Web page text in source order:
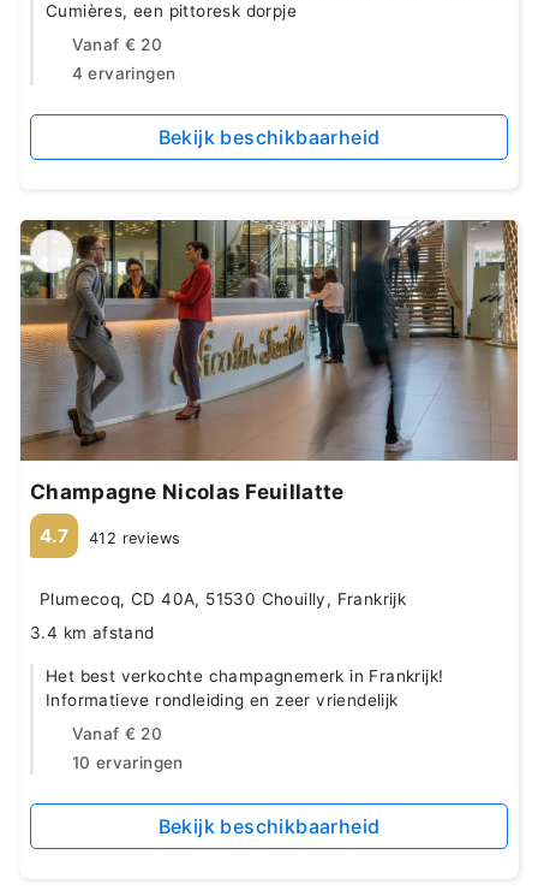
Cumières, een pittoresk dorpje
Vanaf € 20
4 ervaringen
Bekijk beschikbaarheid
Champagne Nicolas Feuillatte
4.7 412 reviews
Plumecoq, CD 40A, 51530 Chouilly, Frankrijk
3.4 km afstand
Het best verkochte champagnemerk in Frankrijk!
Informatieve rondleiding en zeer vriendelijk
Vanaf € 20
10 ervaringen
Bekijk beschikbaarheid